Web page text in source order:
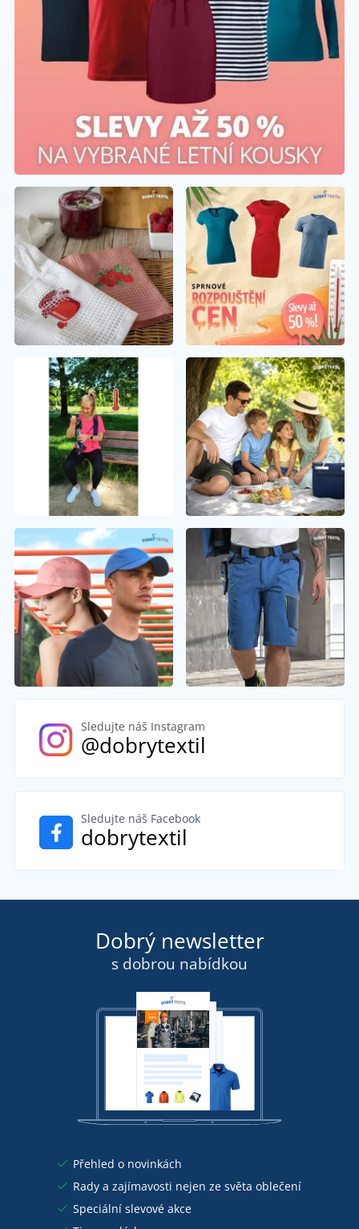
Sledujte náš Instagram
@dobrytextil
Sledujte náš Facebook
dobrytextil
Dobrý newsletter
s dobrou nabídkou
Přehled o novinkách
Rady a zajímavosti nejen ze světa oblečení
Speciální slevové akce